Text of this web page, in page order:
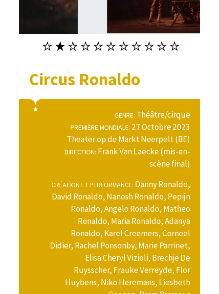
Circus Ronaldo
GENRE: Théâtre/cirque
PREMIÈRE MONDIALE: 27 Octobre 2023
Theater op de Markt Neerpelt (BE)
DIRECTION: Frank Van Laecke (mis-en-
scène final)
CRÉATION ET PERFORMANCE: Danny Ronaldo,
David Ronaldo, Nanosh Ronaldo, Pepijn
Ronaldo, Angelo Ronaldo, Matheo
Ronaldo, Maria Ronaldo, Adanya
Ronaldo, Karel Creemers, Corneel
Didier, Rachel Ponsonby, Marie Parrinet,
Elisa Cheryl Vizioli, Brechje De
Ruysscher, Frauke Verreyde, Flor
Huybens, Niko Heremans, Liesbeth